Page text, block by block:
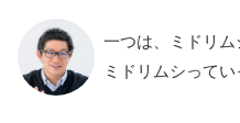
一つは、ミドリ
ミドリムシって